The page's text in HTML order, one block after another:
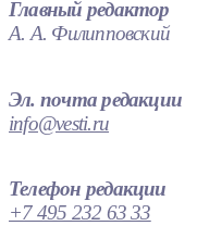
Главный редактор
А. А. Филипповский
Эл. почта редакции
info@vesti.ru
Телефон редакции
+7 495 232 63 33